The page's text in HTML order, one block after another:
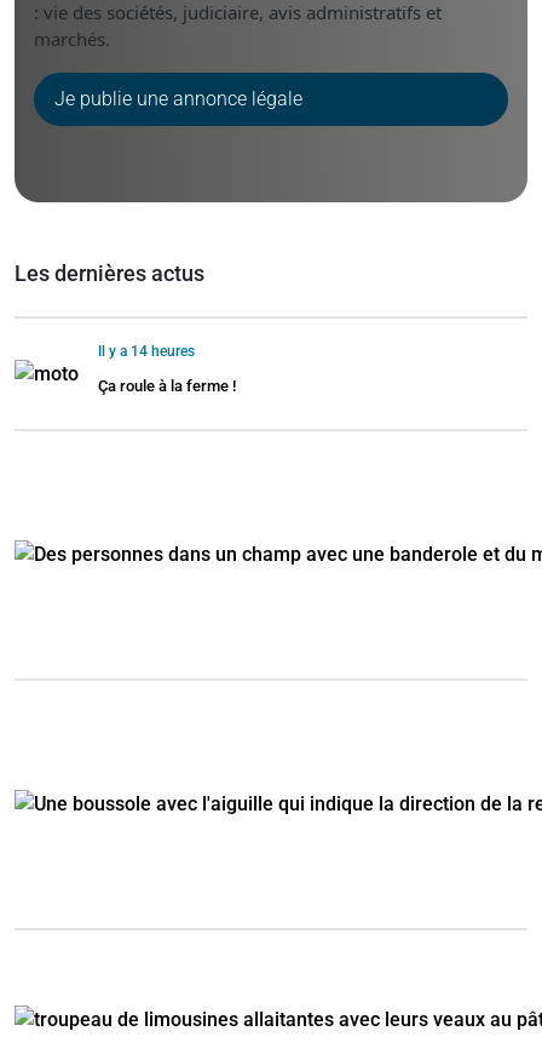
: vie des sociétés, judiciaire, avis administratifs et
marchés.
Je publie une annonce légale
Les dernières actus
Il y a 14 heures
Ça roule à la ferme !